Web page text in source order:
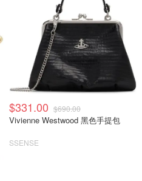
$331.00 $690.00
Vivienne Westwood 黑色手提包
SSENSE